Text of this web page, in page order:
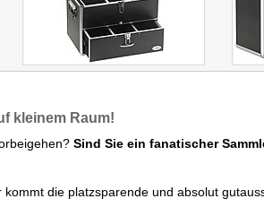
kleinem Raum!
Sind Sie ein fanatischer
die platzsparende und absolut